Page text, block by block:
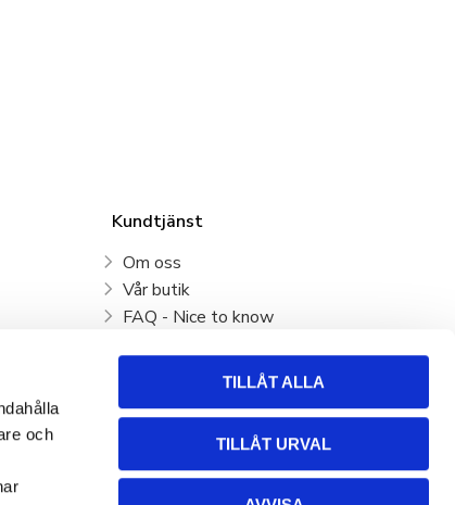
och
TILLÅT ALLA
TILLÅT URVAL
Kundtjänst
Om oss
Vår butik
FAQ - Nice to know
Hur handlar jag?
Policy och cookies
Retur, byte och Reklamation